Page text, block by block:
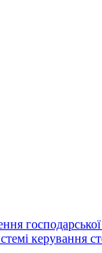
господарської
керування